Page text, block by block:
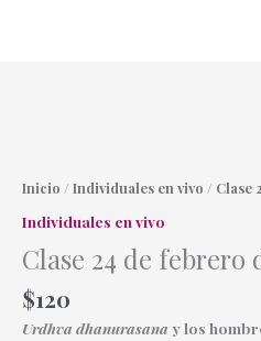
Inicio / Individuales en vivo / Clase
Individuales en vivo
Clase 24 de febrero
$120
Urdhva dhanurasana y los
de
de
2022